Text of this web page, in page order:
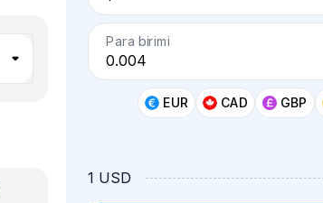
Para birimi
EUR CAD GBP
1 USD